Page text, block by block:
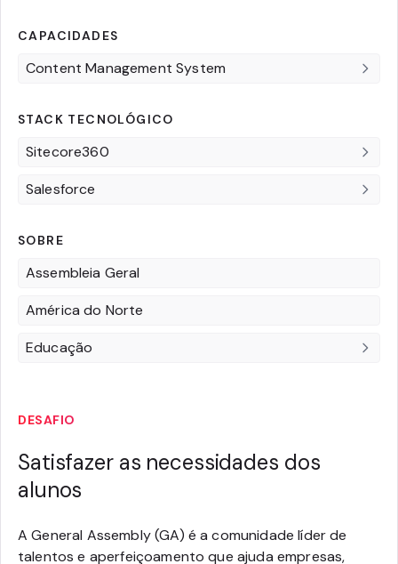
CAPACIDADES
Content Management System
STACK TECNOLÓGICO
Sitecore360
Salesforce
SOBRE
Assembleia Geral
América do Norte
Educação
DESAFIO
Satisfazer as necessidades dos
alunos
A General Assembly (GA) é a comunidade líder de
talentos e aperfeiçoamento que ajuda empresas,